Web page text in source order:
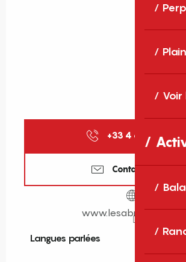
+33 4 68 81 04 ▒▒
Contactez-nous
Langues parlées
Langues parlées